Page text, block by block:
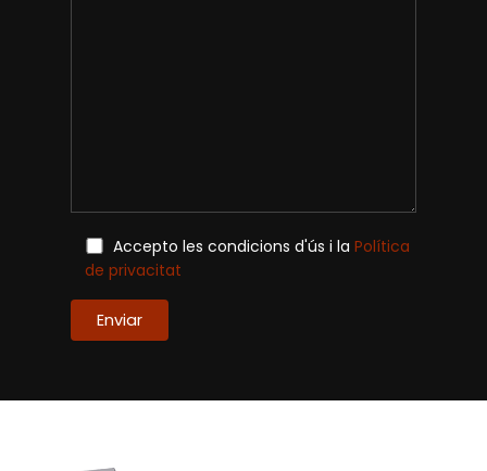
Accepto les condicions d'ús i la Política
de privacitat